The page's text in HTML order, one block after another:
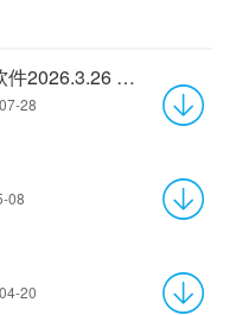
鹰眼摄像头监控录像软件2026.3.26 官方版
28
08
20